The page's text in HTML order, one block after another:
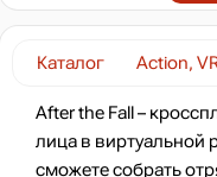
Каталог Action,
After the Fall –
лица в виртуальной
сможете собрать